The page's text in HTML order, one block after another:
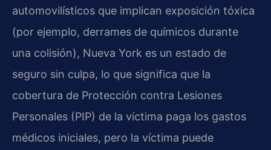
automovilísticos que implican exposición tóxica
(por ejemplo, derrames de químicos durante
una colisión), Nueva York es un estado de
seguro sin culpa, lo que significa que la
cobertura de Protección contra Lesiones
Personales (PIP) de la víctima paga los gastos
médicos iniciales, pero la víctima puede